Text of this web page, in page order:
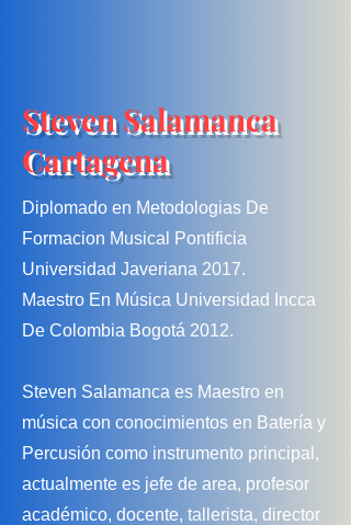
Steven Salamanca
Cartagena
Diplomado en Metodologias De
Formacion Musical Pontificia
Universidad Javeriana 2017.
Maestro En Música Universidad Incca
De Colombia Bogotá 2012.
Steven Salamanca es Maestro en
música con conocimientos en Batería y
Percusión como instrumento principal,
actualmente es jefe de area, profesor
académico, docente, tallerista, director